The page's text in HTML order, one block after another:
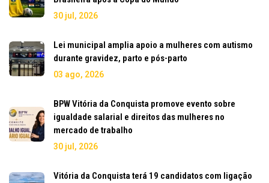
30 jul, 2026
Lei municipal amplia apoio a mulheres com autismo
durante gravidez, parto e pós-parto
03 ago, 2026
BPW Vitória da Conquista promove evento sobre
igualdade salarial e direitos das mulheres no
mercado de trabalho
30 jul, 2026
Vitória da Conquista terá 19 candidatos com ligação